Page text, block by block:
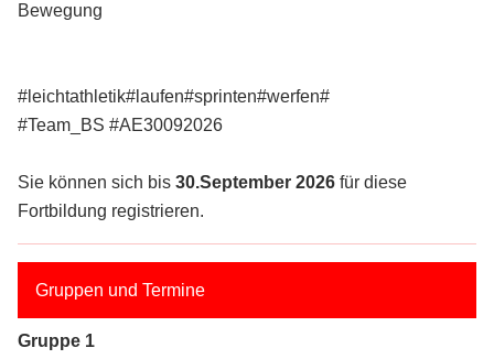
Bewegung
#leichtathletik#laufen#sprinten#werfen#
#Team_BS #AE30092026
Sie können sich bis 30.September 2026 für diese
Fortbildung registrieren.
Gruppen und Termine
Gruppe 1